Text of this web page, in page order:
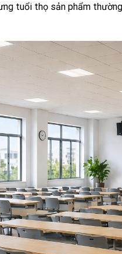
tuổi thọ sản phẩm